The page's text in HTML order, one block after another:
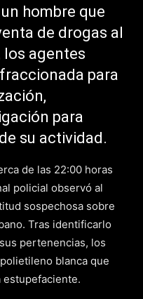
hombre que
de drogas al
los agentes
para
para
su actividad.
de las 22:00 horas
policial observó al
sospechosa sobre
Tras identificarlo
pertenencias, los
blanca que
estupefaciente.